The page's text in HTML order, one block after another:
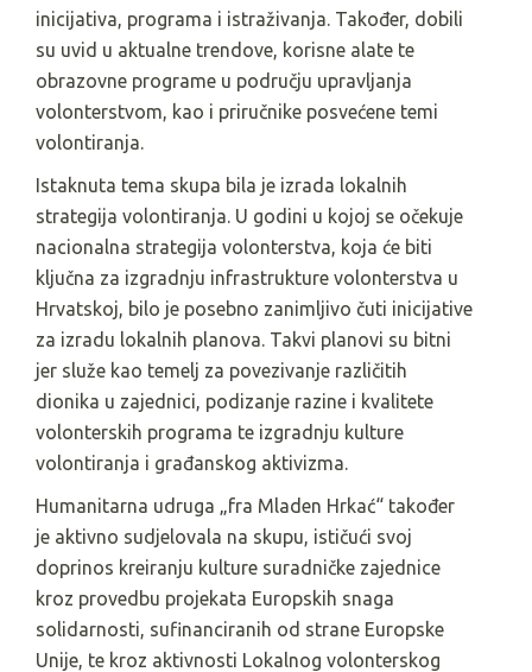
inicijativa, programa i istraživanja. Također, dobili
su uvid u aktualne trendove, korisne alate te
obrazovne programe u području upravljanja
volonterstvom, kao i priručnike posvećene temi
volontiranja.
Istaknuta tema skupa bila je izrada lokalnih
strategija volontiranja. U godini u kojoj se očekuje
nacionalna strategija volonterstva, koja će biti
ključna za izgradnju infrastrukture volonterstva u
Hrvatskoj, bilo je posebno zanimljivo čuti inicijative
za izradu lokalnih planova. Takvi planovi su bitni
jer služe kao temelj za povezivanje različitih
dionika u zajednici, podizanje razine i kvalitete
volonterskih programa te izgradnju kulture
volontiranja i građanskog aktivizma.
Humanitarna udruga „fra Mladen Hrkać“ također
je aktivno sudjelovala na skupu, ističući svoj
doprinos kreiranju kulture suradničke zajednice
kroz provedbu projekata Europskih snaga
solidarnosti, sufinanciranih od strane Europske
Unije, te kroz aktivnosti Lokalnog volonterskog